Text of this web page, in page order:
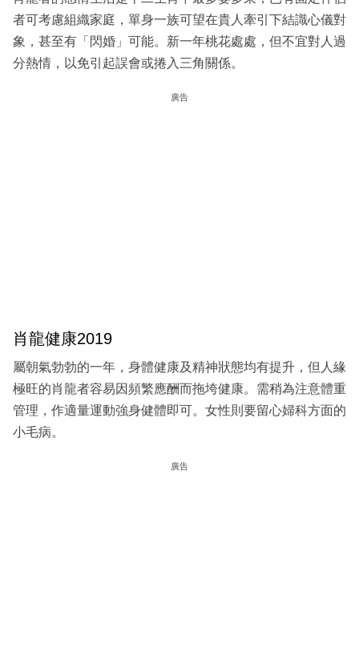
者可考慮組織家庭，單身一族可望在貴人牽引下結識心儀對
象，甚至有「閃婚」可能。新一年桃花處處，但不宜對人過
分熱情，以免引起誤會或捲入三角關係。
廣告
肖龍健康2019
屬朝氣勃勃的一年，身體健康及精神狀態均有提升，但人緣
極旺的肖龍者容易因頻繁應酬而拖垮健康。需稍為注意體重
管理，作適量運動強身健體即可。女性則要留心婦科方面的
小毛病。
廣告